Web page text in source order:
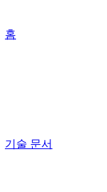
홈
기술 문서